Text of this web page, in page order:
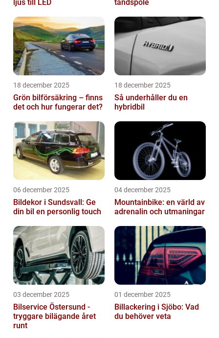
ljus till LED tändspole
18 december 2025
Grön bilförsäkring – finns
det och hur fungerar det?
18 december 2025
Så underhåller du en
hybridbil
06 december 2025
Bildekor i Sundsvall: Ge
din bil en personlig touch
04 december 2025
Mountainbike: en värld av
adrenalin och utmaningar
03 december 2025
Bilservice Östersund -
tryggare bilägande året
runt
01 december 2025
Billackering i Sjöbo: Vad
du behöver veta